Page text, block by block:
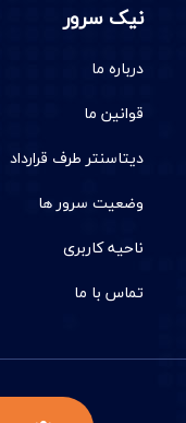
نیک سرور
درباره ما
قوانین ما
دیتاسنتر طرف قرارداد
وضعیت سرور ها
ناحیه کاربری
تماس با ما